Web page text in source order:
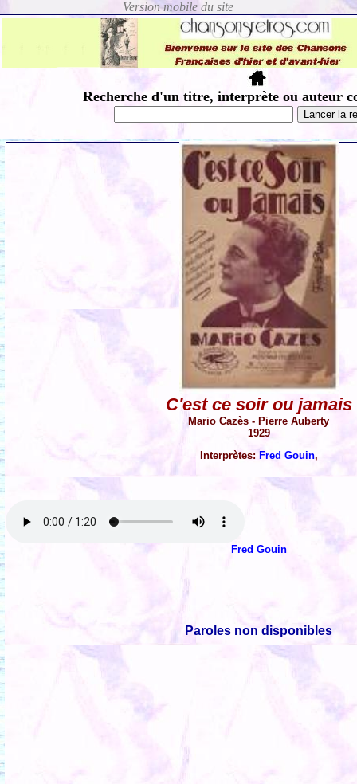
Recherche d'un titre, interprète ou auteur
C'est ce soir ou jamais
Mario Cazès - Pierre Auberty
1929
Interprètes: Fred Gouin,
Fred Gouin
Paroles non disponibles